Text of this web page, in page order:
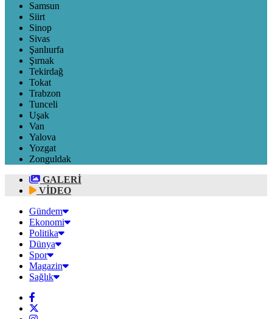
Samsun
Siirt
Sinop
Sivas
Şanlıurfa
Şırnak
Tekirdağ
Tokat
Trabzon
Tunceli
Uşak
Van
Yalova
Yozgat
Zonguldak
GALERİ
VİDEO
Gündem
Ekonomi
Politika
Dünya
Spor
Magazin
Sağlık